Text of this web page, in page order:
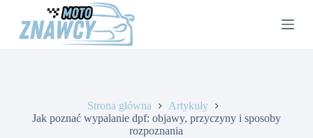
Strona główna
Artykuły
Jak poznać wypalanie dpf: objawy, przyczyny i sposoby
rozpoznania